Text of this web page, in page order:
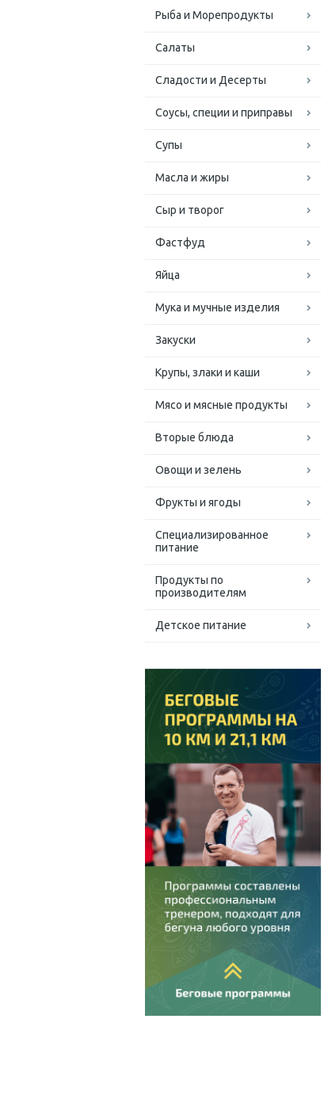
Рыба и Морепродукты
Салаты
Сладости и Десерты
Соусы, специи и приправы
Супы
Масла и жиры
Сыр и творог
Фастфуд
Яйца
Мука и мучные изделия
Закуски
Крупы, злаки и каши
Мясо и мясные продукты
Вторые блюда
Овощи и зелень
Фрукты и ягоды
Специализированное
питание
Продукты по
производителям
Детское питание